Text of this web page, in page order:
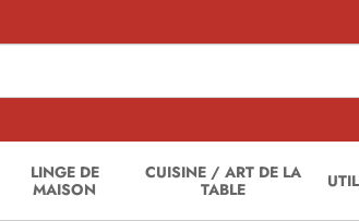
LINGE DE
MAISON
CUISINE / ART DE LA
TABLE